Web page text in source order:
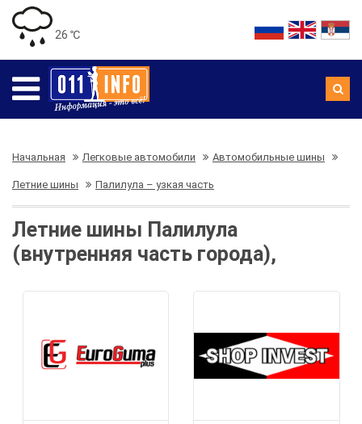
26 ℃
Начальная Легковые автомобили Автомобильные шины
Летние шины Палилула – узкая часть
Летние шины Палилула
(внутренняя часть города),